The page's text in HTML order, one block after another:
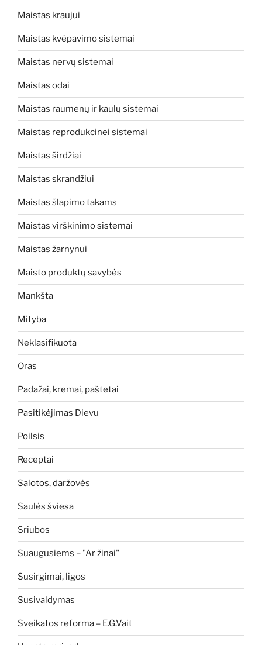
Maistas kraujui
Maistas kvėpavimo sistemai
Maistas nervų sistemai
Maistas odai
Maistas raumenų ir kaulų sistemai
Maistas reprodukcinei sistemai
Maistas širdžiai
Maistas skrandžiui
Maistas šlapimo takams
Maistas virškinimo sistemai
Maistas žarnynui
Maisto produktų savybės
Mankšta
Mityba
Neklasifikuota
Oras
Padažai, kremai, paštetai
Pasitikėjimas Dievu
Poilsis
Receptai
Salotos, daržovės
Saulės šviesa
Sriubos
Suaugusiems – "Ar žinai"
Susirgimai, ligos
Susivaldymas
Sveikatos reforma – E.G.Vait